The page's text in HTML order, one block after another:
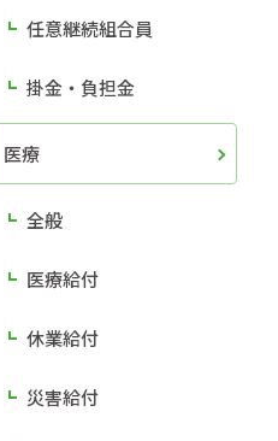
任意継続組合員
掛金・負担金
医療
全般
医療給付
休業給付
災害給付